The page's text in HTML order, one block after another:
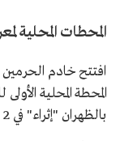
المحطات المحلية
افتتح خادم
المحطة المحلية
بالظهران "إثراء" في 2 ربيع الأول 1438هـ/1 ديسمبر 2016م.